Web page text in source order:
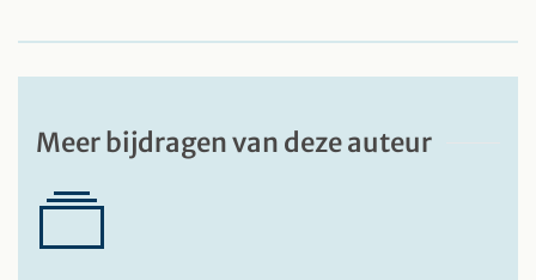
Meer bijdragen van deze auteur